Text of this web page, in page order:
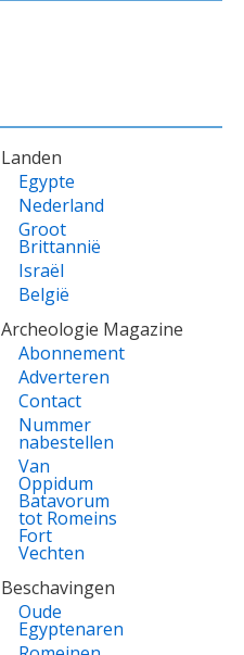
Landen
Egypte
Nederland
Groot
Brittannië
Israël
België
Archeologie Magazine
Abonnement
Adverteren
Contact
Nummer
nabestellen
Van
Oppidum
Batavorum
tot Romeins
Fort
Vechten
Beschavingen
Oude
Egyptenaren